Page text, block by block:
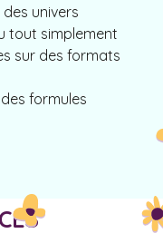
univers
tout simplement
sur des formats
formules